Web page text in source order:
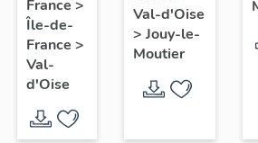
l'étude
du
patrimoine
de
l'agglomération
France >
Île-de-
France >
Val-
d'Oise
Val-d'Oise
> Jouy-le-
Moutier